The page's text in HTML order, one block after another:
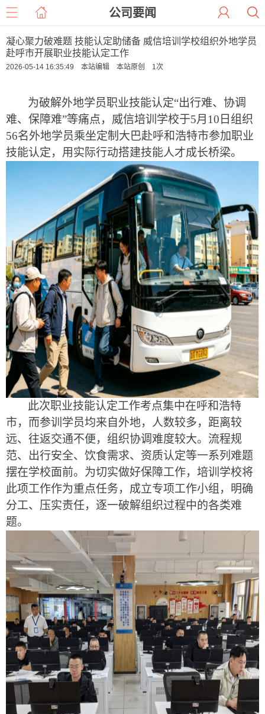
公司要闻
凝心聚力破难题 技能认定助储备 威信培训学校组织外地学员
赴呼市开展职业技能认定工作
2026-05-14 16:35:49 本站编辑 本站原创 1次
为破解外地学员职业技能认定“出行难、协调
难、保障难”等痛点，威信培训学校于5月10日 组织
56名外地学员乘坐定制大巴赴呼和浩特市参加职业
技能认定，用实际行动搭建技能人才成长桥梁。
此次职业技能认定工作考点集中在呼和浩特
市， 而参训学员均来自外地， 人数较多， 距离较
远、往返交通不便， 组织协调难度较大。 流程规
范、 出行安全、饮食需求、 资质认定等一系列难题
摆在学校面前。 为切实做好保障工作，培训学校将
此项工作作为重点任务，成立专项工作小组，明确
分工、压实责任，逐一破解组织过程中的各类难
题。